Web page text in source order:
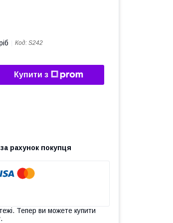
Код: S242
Купити з
за рахунок покупця
Тепер ви можете купити